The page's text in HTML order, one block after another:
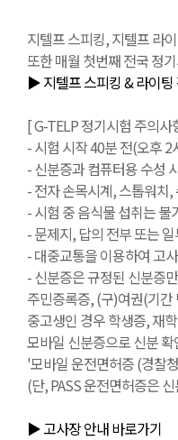
지텔프 스피킹, 지텔프 라
또한 매월 첫번째 전국 정
▶ 지텔프 스피킹 & 라이팅
[ G-TELP 정기시험 주의사
- 시험 시작 40분 전(오후
- 신분증과 컴퓨터용 수성
- 전자 손목시계, 스톱워치
- 시험 중 음식물 섭취는 불
- 문제지, 답의 전부 또는
- 대중교통을 이용하여 고
- 신분증은 규정된 신분증
주민증록증, (구)여권(기
중고생인 경우 학생증, 재
모바일 신분증으로 신분
'모바일 운전면허증 (경찰
(단, PASS 운전면허증은
▶ 고사장 안내 바로가기